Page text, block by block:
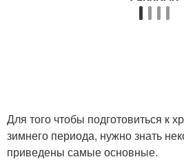
Для того чтобы подготовиться к
зимнего периода, нужно знать
приведены самые основные.